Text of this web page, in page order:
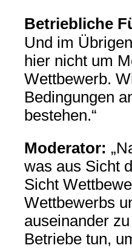
Betriebliche
Und im
hier nicht um
Wettbewerb.
Bedingungen
bestehen.“
Moderator:
was aus Sicht
Sicht
Wettbewerbs
auseinander
Betriebe tun,